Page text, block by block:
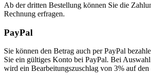
Ab der dritten Bestellung können Sie die
Rechnung erfragen.
PayPal
Sie können den Betrag auch per PayPal
Sie ein gültiges Konto bei PayPal. Bei
wird ein Bearbeitungszuschlag von 3% auf den